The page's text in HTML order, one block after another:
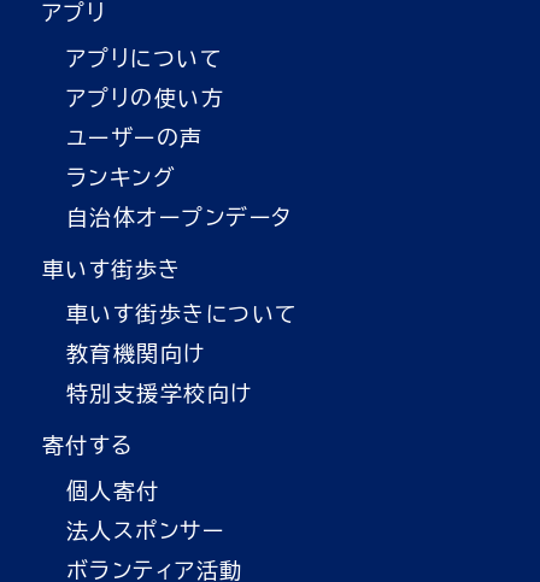
アプリ
アプリについて
アプリの使い方
ユーザーの声
ランキング
自治体オープンデータ
車いす街歩き
車いす街歩きについて
教育機関向け
特別支援学校向け
寄付する
個人寄付
法人スポンサー
ボランティア活動